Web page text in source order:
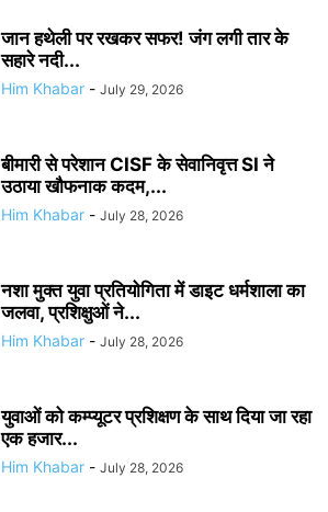
जान हथेली पर रखकर सफर! जंग लगी तार के
सहारे नदी...
Him Khabar - July 29, 2026
बीमारी से परेशान CISF के सेवानिवृत्त SI ने
उठाया खौफनाक कदम,...
Him Khabar - July 28, 2026
नशा मुक्त युवा प्रतियोगिता में डाइट धर्मशाला का
जलवा, प्रशिक्षुओं ने...
Him Khabar - July 28, 2026
युवाओं को कम्प्यूटर प्रशिक्षण के साथ दिया जा रहा
एक हजार...
Him Khabar - July 28, 2026